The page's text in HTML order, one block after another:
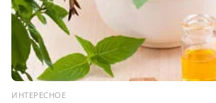
ИНТЕРЕСНОЕ